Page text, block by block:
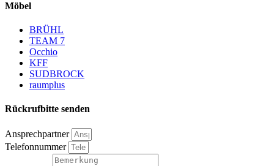
Möbel
BRÜHL
TEAM 7
Occhio
KFF
SUDBROCK
raumplus
Rückrufbitte senden
Ansprechpartner
Telefonnummer